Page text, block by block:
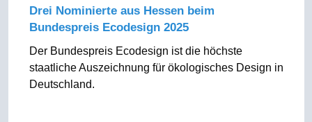
Drei Nominierte aus Hessen beim
Bundespreis Ecodesign 2025
Der Bundespreis Ecodesign ist die höchste
staatliche Auszeichnung für ökologisches Design in
Deutschland.